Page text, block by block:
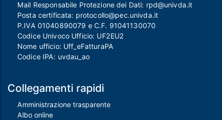
Mail Responsabile Protezione dei Dati: rpd@univda.it
Posta certificata: protocollo@pec.univda.it
P.IVA 01040890079 e C.F. 91041130070
Codice Univoco Ufficio: UF2EU2
Nome ufficio: Uff_eFatturaPA
Codice IPA: uvdau_ao
Collegamenti rapidi
Amministrazione trasparente
Albo online